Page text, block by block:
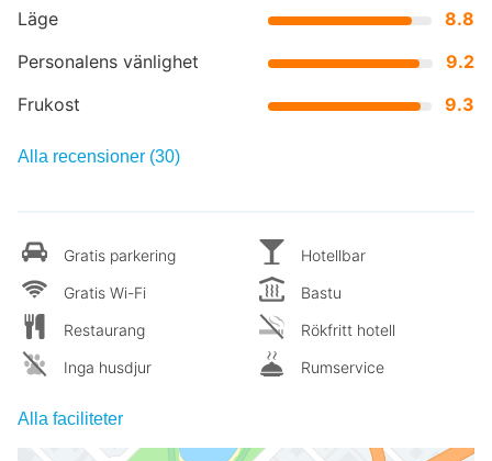
Läge
8.8
Personalens vänlighet
9.2
Frukost
9.3
Alla recensioner (30)
Gratis parkering
Gratis Wi-Fi
Restaurang
Inga husdjur
Hotellbar
Bastu
Rökfritt hotell
Rumservice
Alla faciliteter